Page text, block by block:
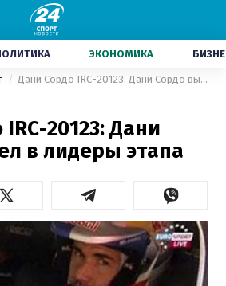
ЭКОНОМИКА
Дани Сордо IRC-20123: Дани Сордо вышел в лидеры этапа
20123: Дани
в лидеры этапа